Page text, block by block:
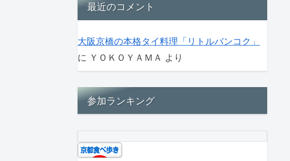
最近のコメント
大阪京橋の本格タイ料理「リトルバンコク」
に ＹＯＫＯＹＡＭＡ より
参加ランキング